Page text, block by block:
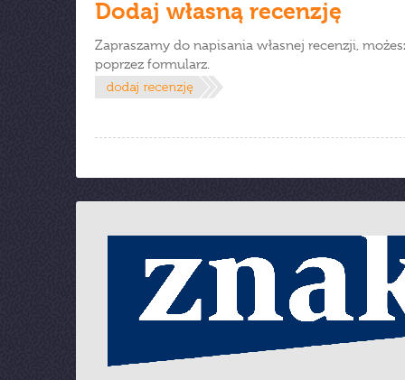
Dodaj własną recenzję
Zapraszamy do napisania własnej recenzji,
poprzez formularz.